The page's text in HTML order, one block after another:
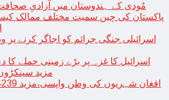
مُودی کے ہندوستان میں آزادیِ صحافت
اسرائیلی جنگی جرائم کو اجاگر کرنے
اسرائیل کا غزہ پر بڑے زمینی حملے کا
مزید